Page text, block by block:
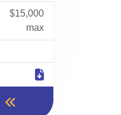
$15,000
max